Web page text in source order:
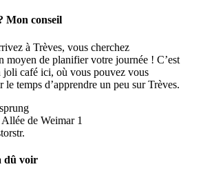
Mon conseil
à Trèves, vous cherchez
moyen de planifier votre journée ! C’est
joli café ici, où vous pouvez vous
le temps d’apprendre un peu sur Trèves.
de Weimar 1
dû voir